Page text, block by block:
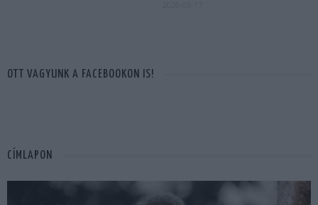
OTT VAGYUNK A FACEBOOKON IS!
CÍMLAPON